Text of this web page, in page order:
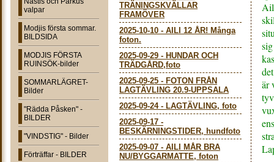
valpar
Modjis första sommar.
BILDSIDA
MODJIS FÖRSTA
RUINSÖK-bilder
SOMMARLÄGRET-
Bilder
"Rädda Påsken" -
BILDER
"VINDSTIG" - Bilder
Förträffar - BILDER
TRÄNINGSKVÄLLAR
FRAMÖVER
2025-10-10 - AILI 12 ÅR! Många
foton.
2025-09-29 - HUNDAR OCH
TRÄDGÅRD,foto
2025-09-25 - FOTON FRÅN
LAGTÄVLING 20.9-UPPSALA
2025-09-24- LAGTÄVLING, foto
2025-09-17 -
BESKÄRNINGSTIDER, hundfoto
2025-09-07 - AILI MÅR BRA
NU/BYGGARMATTE, foton
är